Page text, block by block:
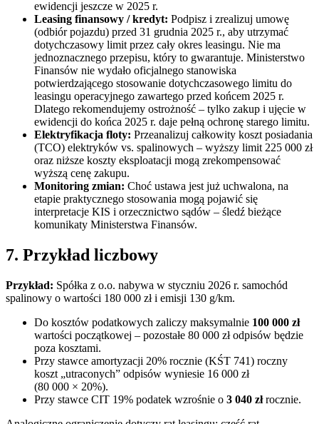
ewidencji jeszcze w 2025 r.
Leasing finansowy / kredyt: Podpisz i zrealizuj umowę
(odbiór pojazdu) przed 31 grudnia 2025 r., aby utrzymać
dotychczasowy limit przez cały okres leasingu. Nie ma
jednoznacznego przepisu, który to gwarantuje. Ministerstwo
Finansów nie wydało oficjalnego stanowiska
potwierdzającego stosowanie dotychczasowego limitu do
leasingu operacyjnego zawartego przed końcem 2025 r.
Dlatego rekomendujemy ostrożność – tylko zakup i ujęcie w
ewidencji do końca 2025 r. daje pełną ochronę starego limitu.
Elektryfikacja floty: Przeanalizuj całkowity koszt posiadania
(TCO) elektryków vs. spalinowych – wyższy limit 225 000 zł
oraz niższe koszty eksploatacji mogą zrekompensować
wyższą cenę zakupu.
Monitoring zmian: Choć ustawa jest już uchwalona, na
etapie praktycznego stosowania mogą pojawić się
interpretacje KIS i orzecznictwo sądów – śledź bieżące
komunikaty Ministerstwa Finansów.
7. Przykład liczbowy
Przykład: Spółka z o.o. nabywa w styczniu 2026 r. samochód
spalinowy o wartości 180 000 zł i emisji 130 g/km.
Do kosztów podatkowych zaliczy maksymalnie 100 000 zł
wartości początkowej – pozostałe 80 000 zł odpisów będzie
poza kosztami.
Przy stawce amortyzacji 20% rocznie (KŚT 741) roczny
koszt „utraconych” odpisów wyniesie 16 000 zł
(80 000 × 20%).
Przy stawce CIT 19% podatek wzrośnie o 3 040 złrocznie.